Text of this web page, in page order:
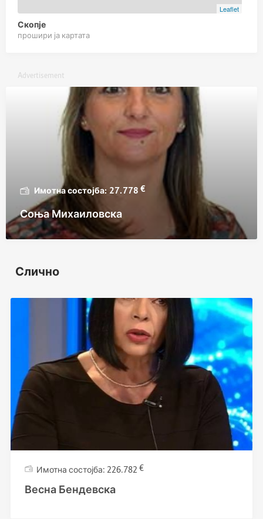
Leaflet
Скопје
прошири ја картата
Advertisement
27.778 €
Соња Михаиловска
Слично
226.782 €
Весна Бендевска